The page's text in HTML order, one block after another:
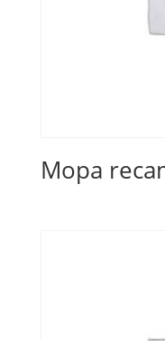
Mopa